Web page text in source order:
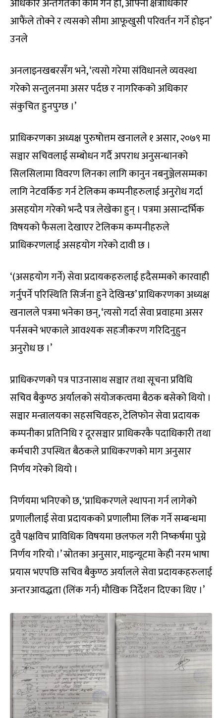
आफैंले तोक्ने र त्यसको सीमा आफूखुसी परिवर्तन गर्ने होइन’
उनले
अनलाइनखबरसँग भने, ‘त्यसो गरेमा संविधानले व्यवस्था
गरेको सन्तुलनमा असर पर्दछ र नागरिकको अधिकार
संकुचित हुनपुग्छ ।’
प्राधिकरणका अध्यक्ष पुरुषोत्तम खनालले १ असार, २०७९ मा
सञ्चार सचिवलाई सम्बोधन गर्दै अपराध अनुसन्धानको
सिलसिलामा विवरण लिनका लागि कानुन नबनुञ्जेलसम्मका
लागि नेटवर्किङ गर्न टेलिकम कम्पनीहरुलाई अनुरोध गर्दा
असहयोग गरेको भन्दै पत्र लेखेका हुन् । पत्रमा असान्दर्भिक
विषयको फैसला देखाएर टेलिकम कम्पनीहरुले
प्राधिकरणलाई असहयोग गरेको दावी छ ।
‘(असहयोग गर्ने) सेवा प्रदायकहरुलाई हदैसम्मको कारवाही
गर्नुपर्ने परिस्थिति सिर्जना हुने देखिन्छ’ प्राधिकरणका अध्यक्ष
खनालले पत्रमा भनेका छन्, ‘त्यसो गर्दा सेवा प्रवाहमा असर
पर्नसक्ने भएकाले आवश्यक सहजीकरण गरिदिनुहुन
अनुरोध छ ।’
प्राधिकरणको पत्र पाउनासाथ सञ्चार तथा सूचना प्रविधि
सचिव बैकुण्ठ अर्यालको संयोजकत्वमा बैठक बसेको थियो ।
सञ्चार मन्त्रालयका सहसचिवहरु, टेलिफोन सेवा प्रदायक
कम्पनीका प्रतिनिधि र दूरसञ्चार प्राधिकरकै पदाधिकारी तथा
कर्मचारी उपस्थित बैठकले प्राधिकरणको माग अनुसार
निर्णय गरेको थियो ।
निर्णयमा भनिएको छ, ‘प्राधिकरणले स्थापना गर्न लागेको
प्रणालीलाई सेवा प्रदायकको प्रणालीमा लिंक गर्ने सम्बन्धमा
दुवै पक्षविच प्राविधिक विषयमा छलफल गरी निष्कर्षमा पुग्ने
निर्णय गरियो ।’ स्रोतका अनुसार, माइन्यूटमा केही नरम भाषा
प्रयास भएपछि सचिव बैकुण्ठ अर्यालले सेवा प्रदायकहरुलाई
अन्तरआवद्धता (लिंक गर्न) मौखिक निर्देशन दिएका थिए ।’